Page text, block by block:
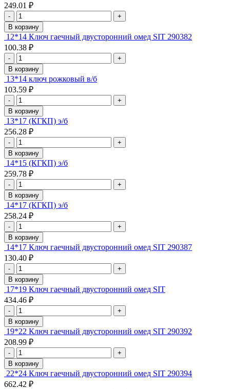
249.01 ₽
-
+
В корзину
12*14 Ключ гаечный двусторонний омед SIT 290382
100.38 ₽
-
+
В корзину
13*14 ключ рожковый в/б
103.59 ₽
-
+
В корзину
13*17 (КГКП) э/б
256.28 ₽
-
+
В корзину
14*15 (КГКП) э/б
259.78 ₽
-
+
В корзину
14*17 (КГКП) э/б
258.24 ₽
-
+
В корзину
14*17 Ключ гаечный двусторонний омед SIT 290387
130.40 ₽
-
+
В корзину
17*19 Ключ гаечный двусторонний омед SIT
434.46 ₽
-
+
В корзину
19*22 Ключ гаечный двусторонний омед SIT 290392
208.99 ₽
-
+
В корзину
22*24 Ключ гаечный двусторонний омед SIT 290394
662.42 ₽